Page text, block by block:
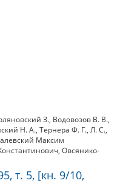
З., Водовозов В. В.,
Н. А., Тернера Ф. Г., Л. С.,
Максим
, Овсянико-
т. 5, [кн. 9/10,